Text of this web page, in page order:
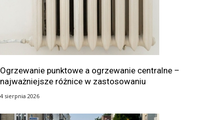
Ogrzewanie punktowe a ogrzewanie centralne –
najważniejsze różnice w zastosowaniu
4 sierpnia 2026